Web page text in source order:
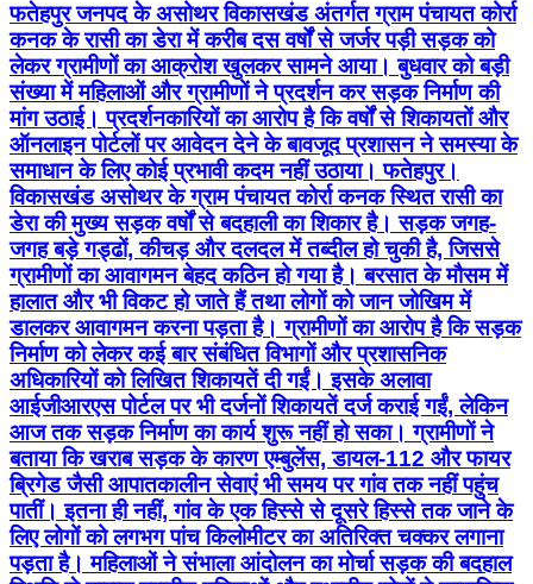
फतेहपुर जनपद के असोथर विकासखंड अंतर्गत ग्राम पंचायत कोर्रा
कनक के रासी का डेरा में करीब दस वर्षों से जर्जर पड़ी सड़क को
लेकर ग्रामीणों का आक्रोश खुलकर सामने आया। बुधवार को बड़ी
संख्या में महिलाओं और ग्रामीणों ने प्रदर्शन कर सड़क निर्माण की
मांग उठाई। प्रदर्शनकारियों का आरोप है कि वर्षों से शिकायतों और
ऑनलाइन पोर्टलों पर आवेदन देने के बावजूद प्रशासन ने समस्या के
समाधान के लिए कोई प्रभावी कदम नहीं उठाया। फतेहपुर।
विकासखंड असोथर के ग्राम पंचायत कोर्रा कनक स्थित रासी का
डेरा की मुख्य सड़क वर्षों से बदहाली का शिकार है। सड़क जगह-
जगह बड़े गड्ढों, कीचड़ और दलदल में तब्दील हो चुकी है, जिससे
ग्रामीणों का आवागमन बेहद कठिन हो गया है। बरसात के मौसम में
हालात और भी विकट हो जाते हैं तथा लोगों को जान जोखिम में
डालकर आवागमन करना पड़ता है। ग्रामीणों का आरोप है कि सड़क
निर्माण को लेकर कई बार संबंधित विभागों और प्रशासनिक
अधिकारियों को लिखित शिकायतें दी गईं। इसके अलावा
आईजीआरएस पोर्टल पर भी दर्जनों शिकायतें दर्ज कराई गईं, लेकिन
आज तक सड़क निर्माण का कार्य शुरू नहीं हो सका। ग्रामीणों ने
बताया कि खराब सड़क के कारण एम्बुलेंस, डायल-112 और फायर
ब्रिगेड जैसी आपातकालीन सेवाएं भी समय पर गांव तक नहीं पहुंच
पातीं। इतना ही नहीं, गांव के एक हिस्से से दूसरे हिस्से तक जाने के
लिए लोगों को लगभग पांच किलोमीटर का अतिरिक्त चक्कर लगाना
पड़ता है। महिलाओं ने संभाला आंदोलन का मोर्चा सड़क की बदहाल